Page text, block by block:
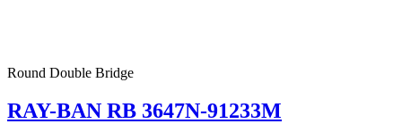
Round Double Bridge
RAY-BAN RB 3647N-91233M